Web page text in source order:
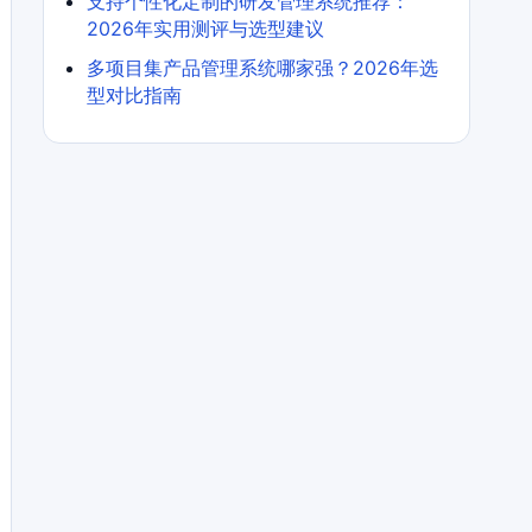
2026年实用测评与选型建议
多项目集产品管理系统哪家强？2026年选
型对比指南